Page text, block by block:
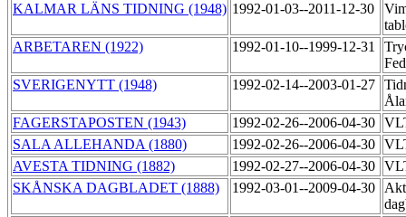
KALMAR LÄNS TIDNING (1948) 1992-01-03--2011-12-30
ARBETAREN (1922)
1992-01-10--1999-12-31
SVERIGENYTT (1948)
1992-02-14--2003-01-27
FAGERSTAPOSTEN (1943)
1992-02-26--2006-04-30
SALA ALLEHANDA (1880)
1992-02-26--2006-04-30
AVESTA TIDNING (1882)
1992-02-27--2006-04-30
SKÅNSKA DAGBLADET (1888)
1992-03-01--2009-04-30